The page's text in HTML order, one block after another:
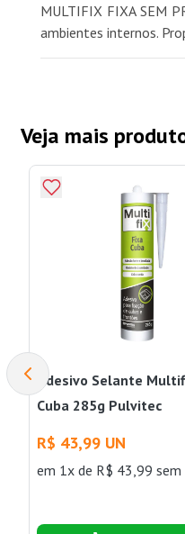
MULTIFIX FIXA SEM
ambientes internos.
Veja mais
Adesivo Selante
Cuba 285g Pulvitec
R$ 43,99 UN
em 1x de R$ 43,99 sem